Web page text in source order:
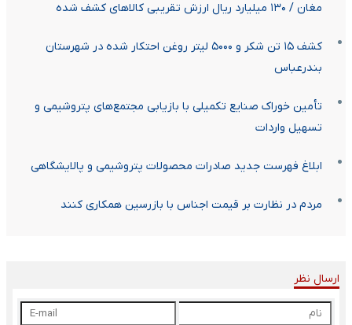
مغان / ۱۳۰ میلیارد ریال ارزش تقریبی کالاهای کشف شده
کشف ۱۵ تن شکر و ۵۰۰۰ لیتر روغن احتکار شده در شهرستان
بندرعباس
تأمین خوراک صنایع تکمیلی با بازیابی مجتمع‌های پتروشیمی و
تسهیل واردات
ابلاغ فهرست جدید صادرات محصولات پتروشیمی و پالایشگاهی
مردم در نظارت بر قیمت اجناس با بازرسین همکاری کنند
ارسال نظر